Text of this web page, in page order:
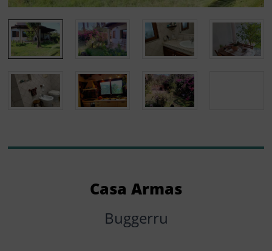
Casa Armas
Buggerru